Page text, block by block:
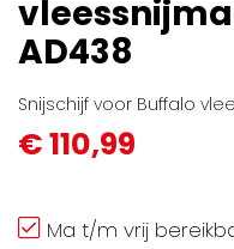
de
afbeeldingen-
gallerij
AD438
Snijschijf voor Buffalo
€ 110,99
Ma t/m vrij